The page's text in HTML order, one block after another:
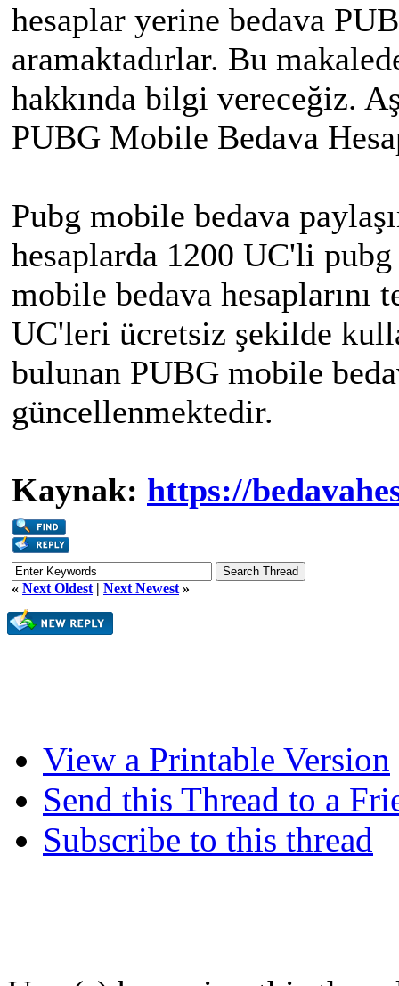
hesaplar yerine bedava
aramaktadırlar. Bu
hakkında bilgi vereceğiz.
PUBG Mobile Bedava
Pubg mobile bedava
hesaplarda 1200 UC'li
mobile bedava
UC'leri ücretsiz şekilde
bulunan PUBG mobile
güncellenmektedir.
Kaynak: https://
« Next Oldest | Next Newest »
View a Printable Version
Send this Thread to a
Subscribe to this thread